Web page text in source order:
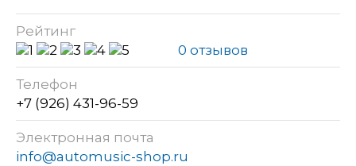
Рейтинг
0 отзывов
Телефон
+7 (926) 431-96-59
Электронная почта
info@automusic-shop.ru